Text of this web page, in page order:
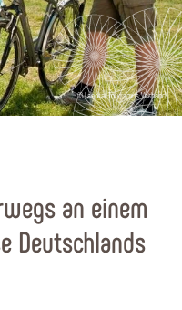
© Lahntal Tourismus Verband
an einem
Deutschlands